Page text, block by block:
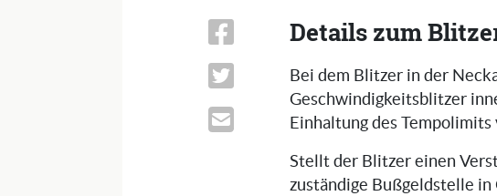
Details zum
Bei dem Blitzer in der
Geschwindigkeitsblitzer
Einhaltung des Tempolimits
Stellt der Blitzer einen
zuständige Bußgeldstelle